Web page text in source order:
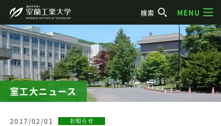
検索 MENU
室工大ニュース
2017/02/01 お知らせ